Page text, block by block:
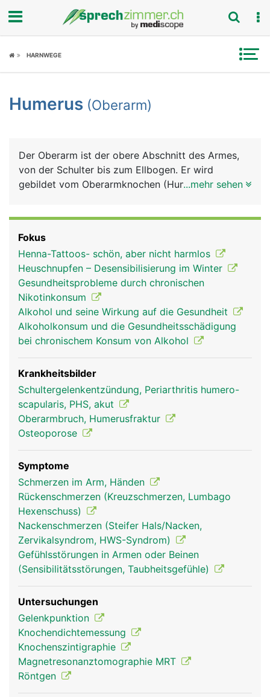
Fokus
Symptome
News
Rubriken
HARNWEGE
Humerus (Oberarm)
Der Oberarm ist der obere Abschnitt des Armes,
von der Schulter bis zum Ellbogen. Er wird
gebildet vom Oberarmknochen (Humerus), der von
Unterarm. Die wichtigsten sind der Bizeps auf der
Vorderseite und der Trizeps auf der Hinterseite,
die den Unterarm beugen und strecken.
Humerus Frau Humerus Mann
...mehr sehen
Fokus
Henna-Tattoos- schön, aber nicht harmlos
Heuschnupfen – Desensibilisierung im Winter
Gesundheitsprobleme durch chronischen
Nikotinkonsum
Alkohol und seine Wirkung auf die Gesundheit
Alkoholkonsum und die Gesundheitsschädigung
bei chronischem Konsum von Alkohol
Krankheitsbilder
Schultergelenkentzündung, Periarthritis humero-
scapularis, PHS, akut
Oberarmbruch, Humerusfraktur
Osteoporose
Symptome
Schmerzen im Arm, Händen
Rückenschmerzen (Kreuzschmerzen, Lumbago
Hexenschuss)
Nackenschmerzen (Steifer Hals/Nacken,
Zervikalsyndrom, HWS-Syndrom)
Gefühlsstörungen in Armen oder Beinen
(Sensibilitätsstörungen, Taubheitsgefühle)
Untersuchungen
Gelenkpunktion
Knochendichtemessung
Knochenszintigraphie
Magnetresonanztomographie MRT
Röntgen